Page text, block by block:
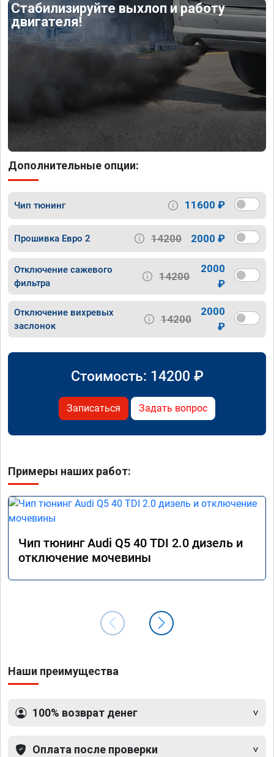
Стабилизируйте выхлоп и работу
двигателя!
Дополнительные опции:
Чип тюнинг 11600 ₽
Прошивка Евро 2 14200 2000 ₽
Отключение сажевого
фильтра
14200
2000
₽
Отключение вихревых
заслонок
14200
2000
₽
Стоимость: 14200 ₽
Записаться Задать вопрос
Примеры наших работ:
Чип тюнинг Audi Q5 40 TDI 2.0 дизель и
отключение мочевины
Наши преимущества
100% возврат денег
Оплата после проверки